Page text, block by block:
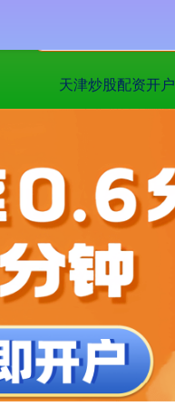
天津炒股配资开户